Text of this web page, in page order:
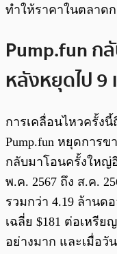
ทำให้ราคาในตลาด
Pump.fun ก
หลังหยุดไป 9
การเคลื่อนไหวครั้งนี้
Pump.fun หยุดการข
กลับมาโอนครั้งใหญ่
พ.ค. 2567 ถึง ส.ค.
รวมกว่า 4.19 ล้านด
เฉลี่ย $181 ต่อเหรีย
อย่างมาก และเมื่อวั